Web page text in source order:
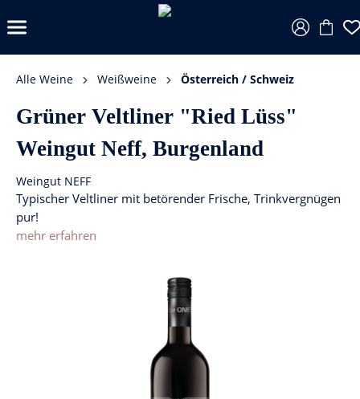
Alle Weine Weißweine Österreich / Schweiz
Grüner Veltliner "Ried Lüss"
Weingut Neff, Burgenland
Weingut NEFF
Typischer Veltliner mit betörender Frische, Trinkvergnügen
pur!
mehr erfahren